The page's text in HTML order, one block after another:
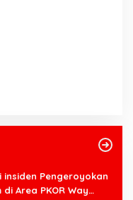
Pengeroyokan
Area PKOR Way